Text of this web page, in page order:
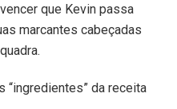
que Kevin passa
marcantes cabeçadas
“ingredientes” da receita